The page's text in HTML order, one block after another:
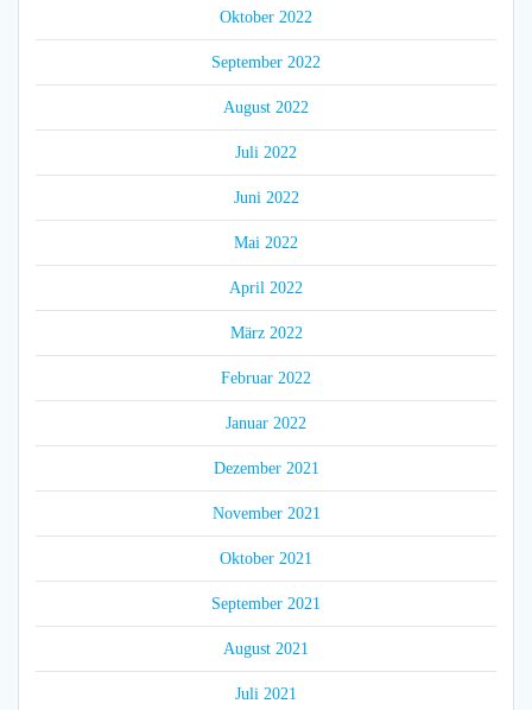
Oktober 2022
September 2022
August 2022
Juli 2022
Juni 2022
Mai 2022
April 2022
März 2022
Februar 2022
Januar 2022
Dezember 2021
November 2021
Oktober 2021
September 2021
August 2021
Juli 2021